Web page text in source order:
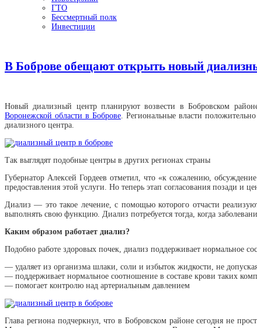
ГТО
Бессмертный полк
Инвестиции
В Боброве обещают открыть новый
Новый диализный центр планируют возвести в Бобровском
Воронежской области в Боброве . Региональные власти
диализного центра.
Так выглядят подобные центры в других регионах страны
Губернатор Алексей Гордеев отметил, что «к сожалению,
предоставления этой услуги. Но теперь этап согласования позади и
Диализ — это такое лечение, с помощью которого отчасти
выполнять свою функцию. Диализ потребуется тогда, когда
Каким образом работает диализ?
Подобно работе здоровых почек, диализ поддерживает нормальное
— удаляет из организма шлаки, соли и избыток жидкости, не
— поддерживает нормальное соотношение в составе крови таких
— помогает контролю над артериальным давлением
Глава региона подчеркнул, что в Бобровском районе сегодня не